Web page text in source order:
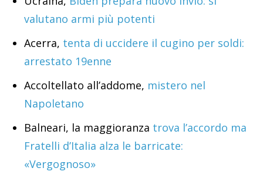
valutano armi più potenti
Acerra, tenta di uccidere il cugino per soldi:
arrestato 19enne
Accoltellato all’addome, mistero nel
Napoletano
Balneari, la maggioranza trova l’accordo ma
Fratelli d’Italia alza le barricate:
«Vergognoso»